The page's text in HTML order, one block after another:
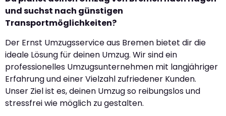
und suchst nach günstigen
Transportmöglichkeiten?
Der Ernst Umzugsservice aus Bremen bietet dir die
ideale Lösung für deinen Umzug. Wir sind ein
professionelles Umzugsunternehmen mit langjähriger
Erfahrung und einer Vielzahl zufriedener Kunden.
Unser Ziel ist es, deinen Umzug so reibungslos und
stressfrei wie möglich zu gestalten.